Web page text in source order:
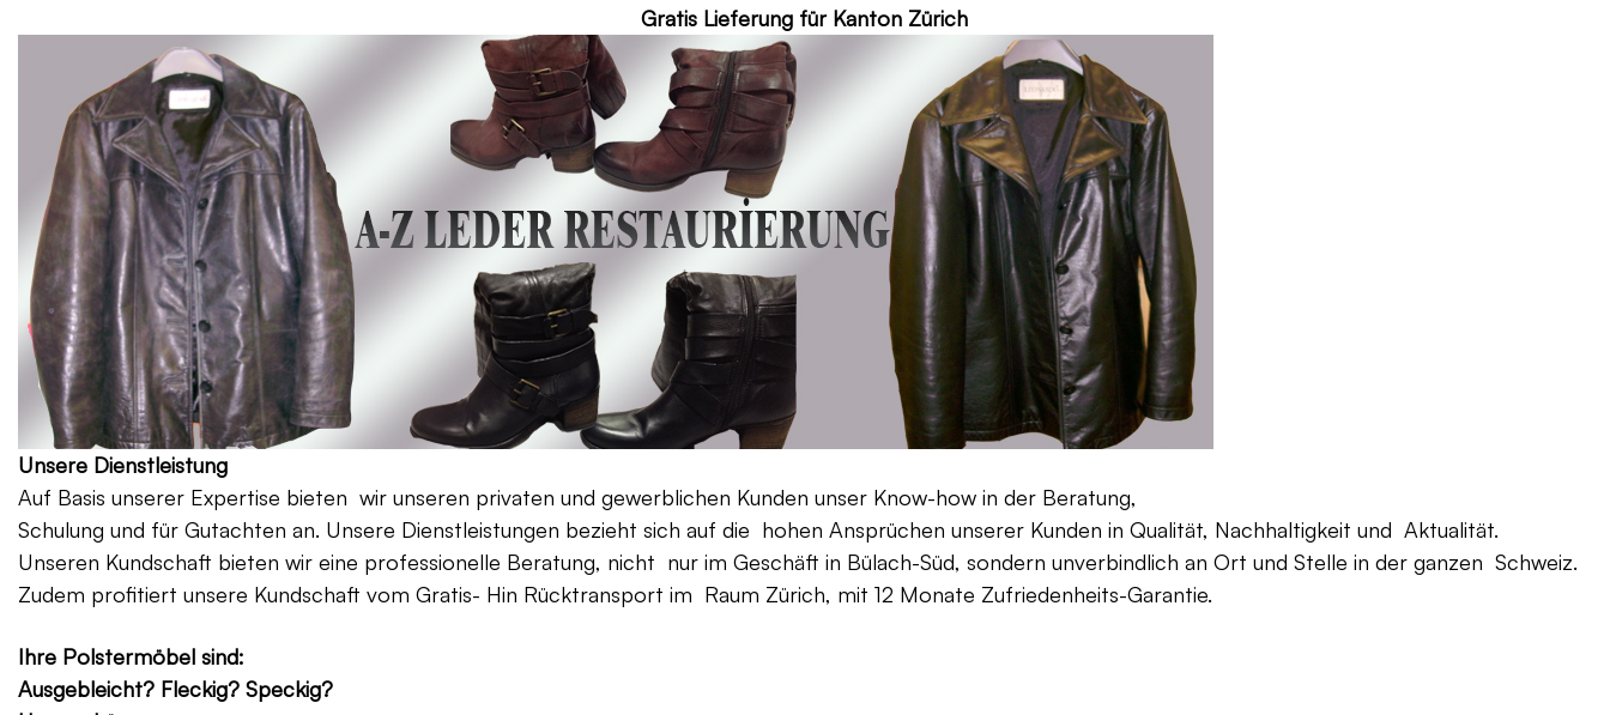
Gratis Lieferung für Kanton Zürich
Unsere Dienstleistung
Auf Basis unserer Expertise bieten wir unseren privaten und gewerblichen Kunden unser Know-how in der Beratung,
Schulung und für Gutachten an. Unsere Dienstleistungen bezieht sich auf die hohen Ansprüchen unserer Kunden in Qualität, Nachhaltigkeit und Aktualität.
Unseren Kundschaft bieten wir eine professionelle Beratung, nicht nur im Geschäft in Bülach-Süd, sondern unverbindlich an Ort und Stelle in der ganzen Schweiz.
Zudem profitiert unsere Kundschaft vom Gratis- Hin Rücktransport im Raum Zürich, mit 12 Monate Zufriedenheits-Garantie.
Ihre Polstermöbel sind:
Ausgebleicht? Fleckig? Speckig?